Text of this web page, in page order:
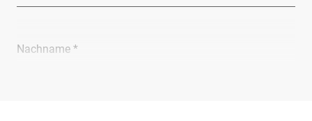
Nachname *